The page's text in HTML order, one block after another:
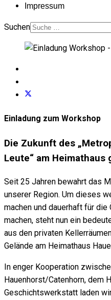
Impressum
Suchen
Einladung zum Workshop
Die Zukunft des
Leute“ am Heimathaus
Seit 25 Jahren bewahrt das
unserer Region. Um dieses
machen und dauerhaft für
machen, steht nun ein
aus den privaten
Gelände am Heimathaus
In enger Kooperation
Hauenhorst/Catenhorn, dem
Geschichtswerkstatt laden